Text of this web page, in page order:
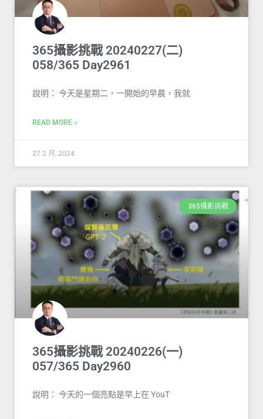
365攝影挑戰 20240227(二)
058/365 Day2961
說明： 今天是星期二，一開始的早晨，我就
READ MORE »
27 2 月, 2024
365攝影挑戰
365攝影挑戰 20240226(一)
057/365 Day2960
說明： 今天的一個亮點是早上在 YouT